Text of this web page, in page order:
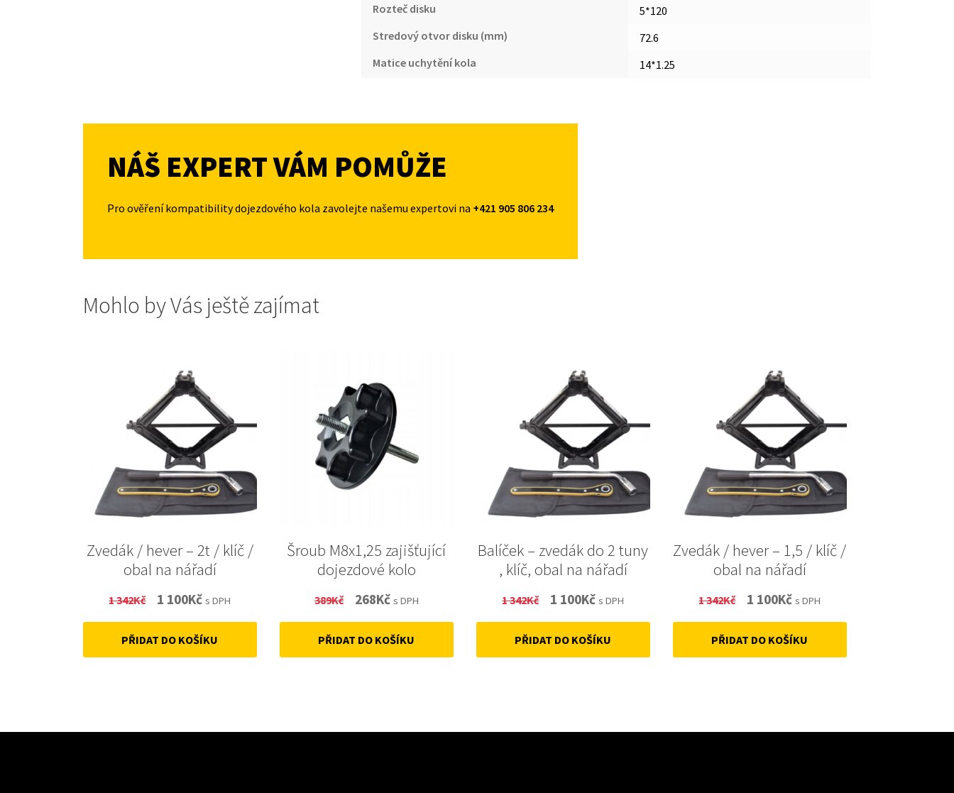
Rozteč disku
5*120
Stredový otvor disku (mm)
72.6
Matice uchytění kola
14*1.25
NÁŠ EXPERT VÁM POMŮŽE
Pro ověření kompatibility dojezdového kola zavolejte našemu expertovi na +421 905 806 234
Mohlo by Vás ještě zajímat
Zvedák / hever – 2t / klíč /
obal na nářadí
1 342Kč
Original
price
was:
1 100KčCurrent
price
is:
s DPH
PŘIDAT DO KOŠÍKU
Šroub M8x1,25 zajišťující
dojezdové kolo
389Kč
Original
price
was:
268KčCurrent
price
is:
s DPH
PŘIDAT DO KOŠÍKU
Balíček – zvedák do 2 tuny
, klíč, obal na nářadí
1 342Kč
Original
price
was:
1 100KčCurrent
price
is:
s DPH
PŘIDAT DO KOŠÍKU
Zvedák / hever – 1,5 / klíč /
obal na nářadí
1 342Kč
Original
price
was:
1 100KčCurrent
price
is:
s DPH
PŘIDAT DO KOŠÍKU